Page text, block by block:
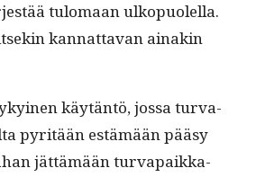
tulo­maan ulkop­uolel­la.
kan­nat­ta­van ainakin
käytän­tö, jos­sa tur­va­
pyritään estämään pääsy
jät­tämään tur­va­paik­ka-